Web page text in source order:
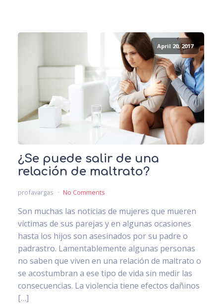
April 20, 2017
¿Se puede salir de una
relación de maltrato?
profavargas No Comments
Son muchas las noticias de mujeres que mueren
víctimas de sus parejas y en algunas ocasiones
hasta los hijos son asesinados por su padre o
padrastro. Lamentablemente algunas personas
no saben que viven en una relación de maltrato o
se acostumbran a ese tipo de vida sin medir las
consecuencias. La violencia tiene efectos dañinos
[…]